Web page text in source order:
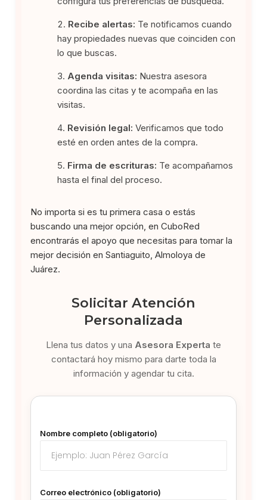
Recibe alertas: Te notificamos cuando
hay propiedades nuevas que coinciden con
lo que buscas.
Agenda visitas: Nuestra asesora
coordina las citas y te acompaña en las
visitas.
Revisión legal: Verificamos que todo
esté en orden antes de la compra.
Firma de escrituras: Te acompañamos
hasta el final del proceso.
No importa si es tu primera casa o estás
buscando una mejor opción, en CuboRed
encontrarás el apoyo que necesitas para tomar la
mejor decisión en Santiaguito, Almoloya de
Juárez.
Solicitar Atención
Personalizada
Llena tus datos y una Asesora Experta te
contactará hoy mismo para darte toda la
información y agendar tu cita.
Nombre completo (obligatorio)
Correo electrónico (obligatorio)